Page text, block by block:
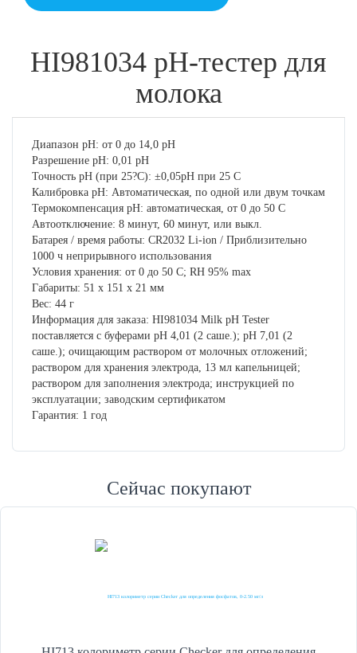
HI981034 pH-тестер для
молока
Диапазон pH: от 0 до 14,0 pH
Разрешение pH: 0,01 pH
Точность pH (при 25?C): ±0,05pH при 25 C
Калибровка pH: Автоматическая, по одной или двум точкам
Термокомпенсация pH: автоматическая, от 0 до 50 C
Автоотключение: 8 минут, 60 минут, или выкл.
Батарея / время работы: CR2032 Li-ion / Приблизительно
1000 ч неприрывного использования
Условия хранения: от 0 до 50 C; RH 95% max
Габариты: 51 x 151 x 21 мм
Вес: 44 г
Информация для заказа: HI981034 Milk pH Tester
поставляется с буферами pH 4,01 (2 саше.); pH 7,01 (2
саше.); очищающим раствором от молочных отложений;
раствором для хранения электрода, 13 мл капельницей;
раствором для заполнения электрода; инструкцией по
эксплуатации; заводским сертификатом
Гарантия: 1 год
Сейчас покупают